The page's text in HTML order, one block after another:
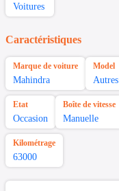
Voitures
Caractéristiques
Marque de voiture
Mahindra
Model
Autres
Etat
Occasion
Boîte de vitesse
Manuelle
Kilométrage
63000